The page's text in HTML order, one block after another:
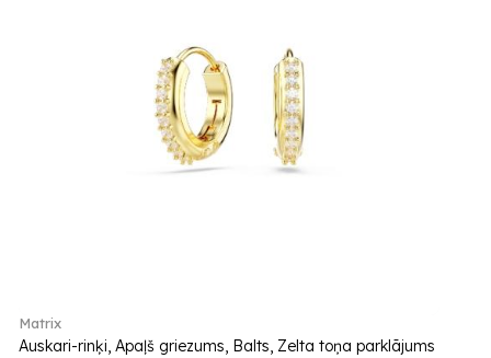
Matrix
Auskari-rinķi, Apaļš griezums, Balts, Zelta toņa parklājums